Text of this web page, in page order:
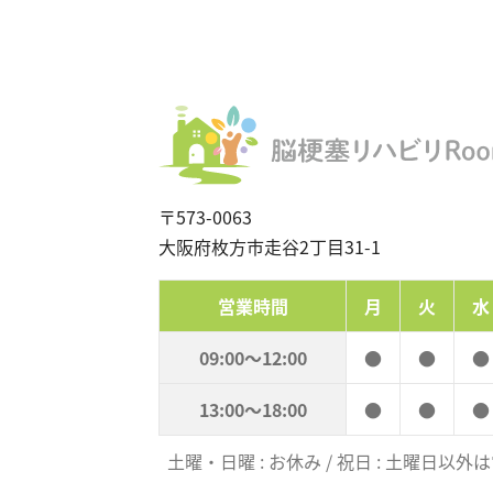
〒573-0063
大阪府枚方市走谷2丁目31-1
営業時間 月 火
水
09:00〜12:00
● ●
●
13:00〜18:00
● ●
●
土曜・日曜 : お休み / 祝日 : 土曜日以外